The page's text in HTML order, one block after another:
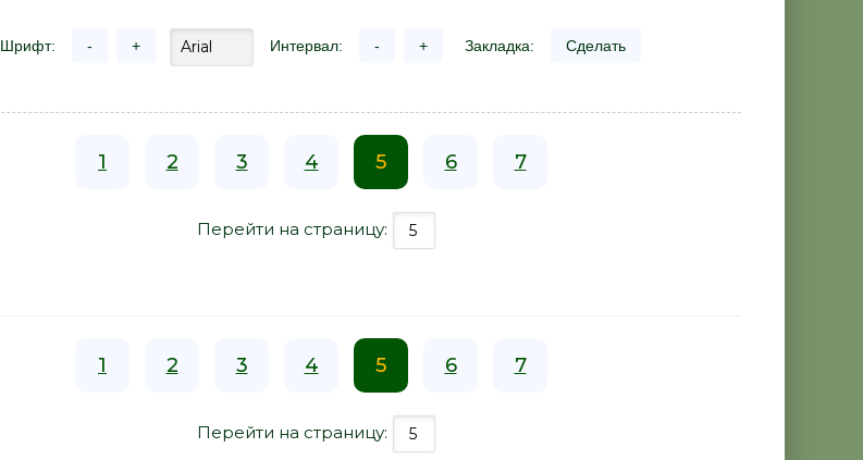
Шрифт: - + Интервал: - + Закладка: Сделать
1 2 3 4 5 6 7
Перейти на страницу:
1 2 3 4 5 6 7
Перейти на страницу: